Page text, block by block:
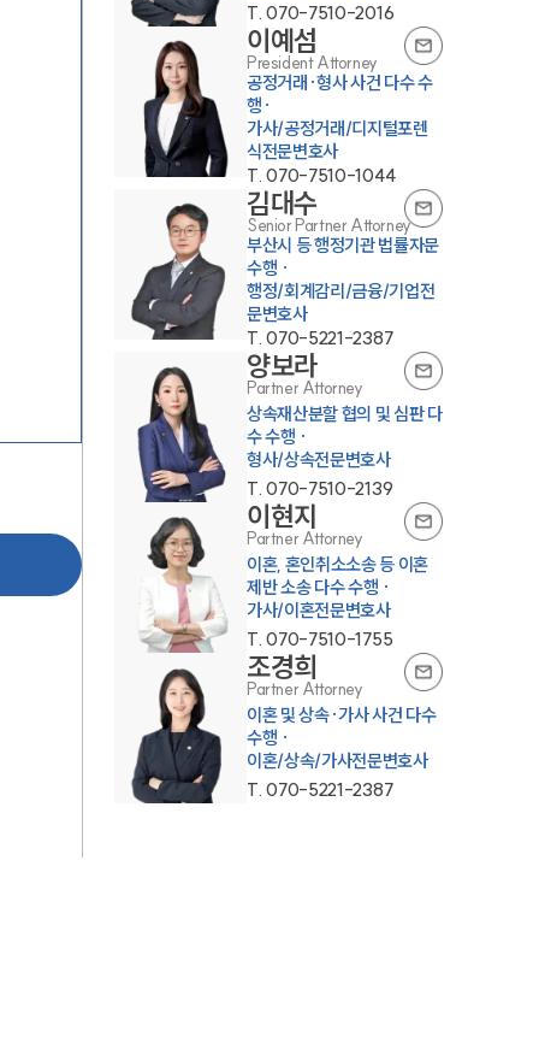
T.070-7510-2016
이예섬
President Attorney
공정거래·형사 사건 다수 수
행·
가사/공정거래/디지털포렌
식전문변호사
T.070-7510-1044
김대수
Senior Partner Attorney
부산시 등 행정기관 법률자문
수행 ·
행정/회계감리/금융/기업전
문변호사
T.070-5221-2387
양보라
Partner Attorney
상속재산분할 협의 및 심판 다
수 수행 ·
형사/상속전문변호사
T.070-7510-2139
이현지
Partner Attorney
이혼, 혼인취소소송 등 이혼
제반 소송 다수 수행 ·
가사/이혼전문변호사
T.070-7510-1755
조경희
Partner Attorney
이혼 및 상속·가사 사건 다수
수행 ·
이혼/상속/가사전문변호사
T.070-5221-2387